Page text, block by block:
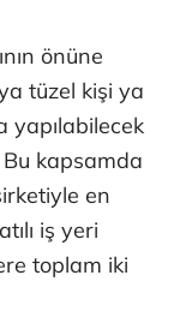
önüne
tüzel kişi ya
yapılabilecek
Bu kapsamda
en
iş yeri
toplam iki